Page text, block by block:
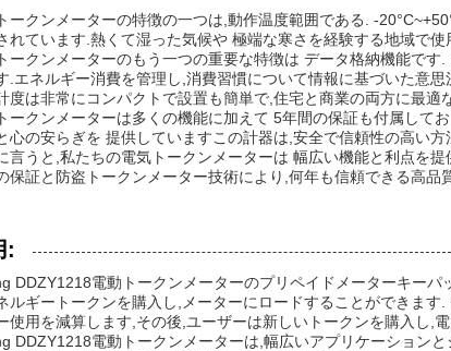
ークンメーターの特徴の一つは,動作温度範囲である. -
れています.熱くて湿った気候や 極端な寒さを経験する地域で
ークンメーターのもう一つの重要な特徴は データ格納機能で
.エネルギー消費を管理し,消費習慣について情報に基づいた意
度は非常にコンパクトで設置も簡単で,住宅と商業の両方に最適
ークンメーターは多くの機能に加えて 5年間の保証も付属して
心の安らぎを 提供していますこの計器は,安全で信頼性の高い
言うと,私たちの電気トークンメーターは 幅広い機能と利点を
保証と防盗トークンメーター技術により,何年も信頼できる高品
:
DDZY1218電動トークンメーターのプリペイドメーターキー
ルギートークンを購入し,メーターにロードすることができま
使用を減算します,その後,ユーザーは新しいトークンを購入し,
DDZY1218電動トークンメーターは,幅広いアプリケーション